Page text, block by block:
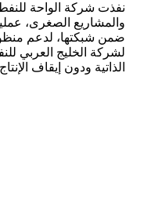
نفذت شركة الواحة
والمشاريع الصغرى،
ضمن شبكتها، لدعم
لشركة الخليج العربي
الذاتية ودون إيقاف